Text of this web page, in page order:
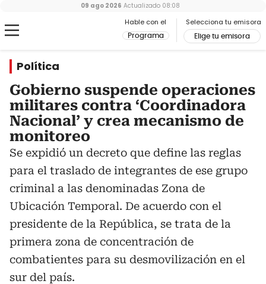
Hable con el
Programa
Selecciona tu emisora
Elige tu emisora
09 ago 2026 Actualizado 08:08
Política
Gobierno suspende operaciones
militares contra ‘Coordinadora
Nacional’ y crea mecanismo de
monitoreo
Se expidió un decreto que define las reglas
para el traslado de integrantes de ese grupo
criminal a las denominadas Zona de
Ubicación Temporal. De acuerdo con el
presidente de la República, se trata de la
primera zona de concentración de
combatientes para su desmovilización en el
sur del país.